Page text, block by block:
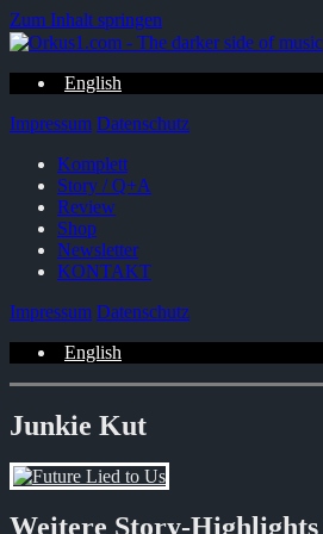
Zum Inhalt springen
English
Impressum Datenschutz
Komplett
Story / Q+A
Review
Shop
Newsletter
KONTAKT
Impressum Datenschutz
English
Junkie Kut
Weitere Story-